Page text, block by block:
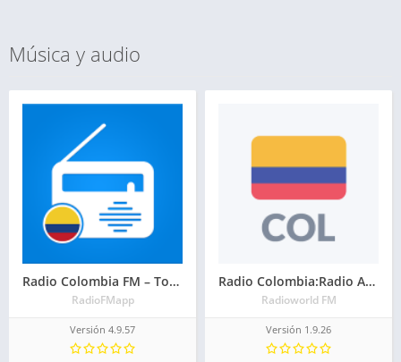
Música y audio
Radio Colombia FM – Todas las Emisoras Colombianas
RadioFMapp
Versión 4.9.57
Radio Colombia:Radio AM y FM gratis, Radio en vivo
Radioworld FM
Versión 1.9.26